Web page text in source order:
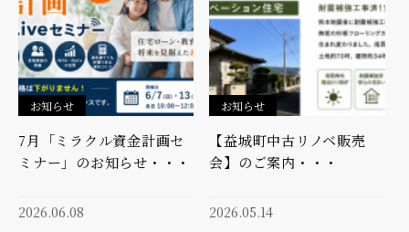
お知らせ
7月「ミラクル資金計画セ
ミナー」のお知らせ・・・
2026.06.08
お知らせ
【益城町中古リノベ販売
会】のご案内・・・
2026.05.14